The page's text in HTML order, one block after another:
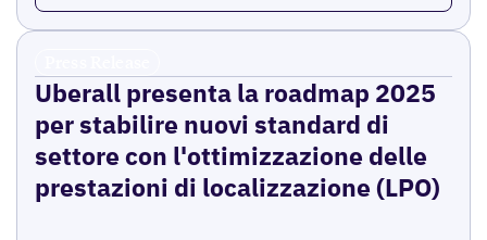
Uberall presenta la roadmap 2025
per stabilire nuovi standard di
settore con l'ottimizzazione delle
prestazioni di localizzazione (LPO)